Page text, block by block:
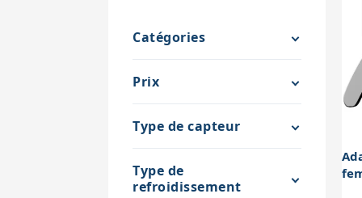
Catégories
Prix
Type de capteur
Type de
refroidissement